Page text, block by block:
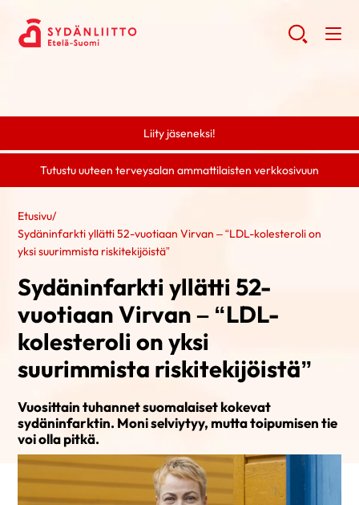
Liity jäseneksi!
Tutustu uuteen terveysalan ammattilaisten verkkosivuun
Etusivu/
Sydäninfarkti yllätti 52-vuotiaan Virvan – “LDL-kolesteroli on
yksi suurimmista riskitekijöistä”
Sydäninfarkti yllätti 52-
vuotiaan Virvan – “LDL-
kolesteroli on yksi
suurimmista riskitekijöistä”
Vuosittain tuhannet suomalaiset kokevat
sydäninfarktin. Moni selviytyy, mutta toipumisen tie
voi olla pitkä.